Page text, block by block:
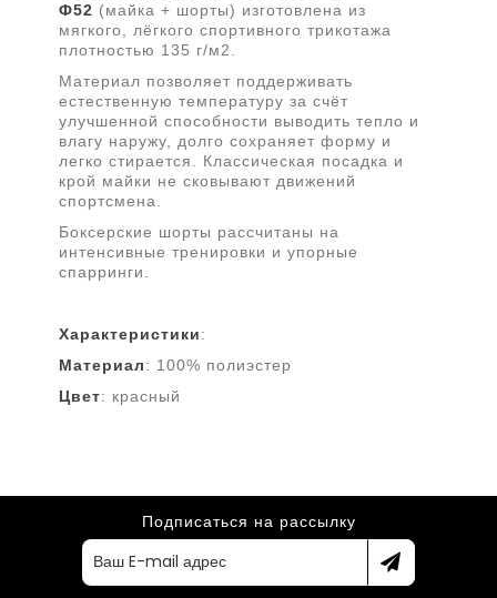
Ф52 (майка + шорты) изготовлена из
мягкого, лёгкого спортивного трикотажа
плотностью 135 г/м2.
Материал позволяет поддерживать
естественную температуру за счёт
улучшенной способности выводить тепло и
влагу наружу, долго сохраняет форму и
легко стирается. Классическая посадка и
крой майки не сковывают движений
спортсмена.
Боксерские шорты рассчитаны на
интенсивные тренировки и упорные
спарринги.
Характеристики:
Материал: 100% полиэстер
Цвет: красный
Подписаться на рассылку